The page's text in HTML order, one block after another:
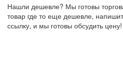
Нашли дешевле? Мы готовы
товар где то еще дешевле,
ссылку, и мы готовы обсудить цену!